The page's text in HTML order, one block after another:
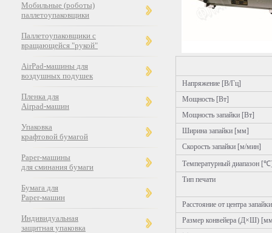
Мобильные (роботы)
паллетоупаковщики
Паллетоупаковщики с
вращающейся "рукой"
AirPad-машины для
воздушных подушек
Пленка для
Airpad-машин
Упаковка
крафтовой бумагой
Paper-машины
для сминания бумаги
Бумага для
Paper-машин
Индивидуальная
защитная упаковка
Напряжение [В/Гц]
Мощность [Вт]
Мощность запайки [Вт]
Ширина запайки [мм]
Скорость запайки [м/мин]
Температурный диапазон
Тип печати
Расстояние от центра
Размер конвейера (Д×Ш)